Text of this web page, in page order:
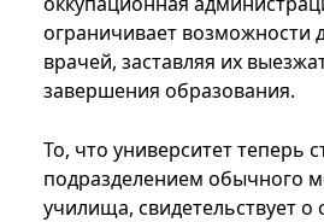
ограничивает возможности
врачей, заставляя их
завершения образования.
То, что университет теперь
подразделением обычного
училища, свидетельствует